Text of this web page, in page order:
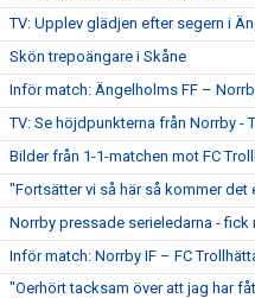
TV: Upplev glädjen efter segern i
Skön trepoängare i Skåne
Inför match: Ängelholms FF –
TV: Se höjdpunkterna från Norrby -
Bilder från 1-1-matchen mot FC
"Fortsätter vi så här så kommer
Norrby pressade serieledarna -
Inför match: Norrby IF – FC
"Oerhört tacksam över att jag har